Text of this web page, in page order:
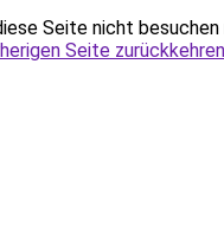
Seite nicht
Seite zurückkehren